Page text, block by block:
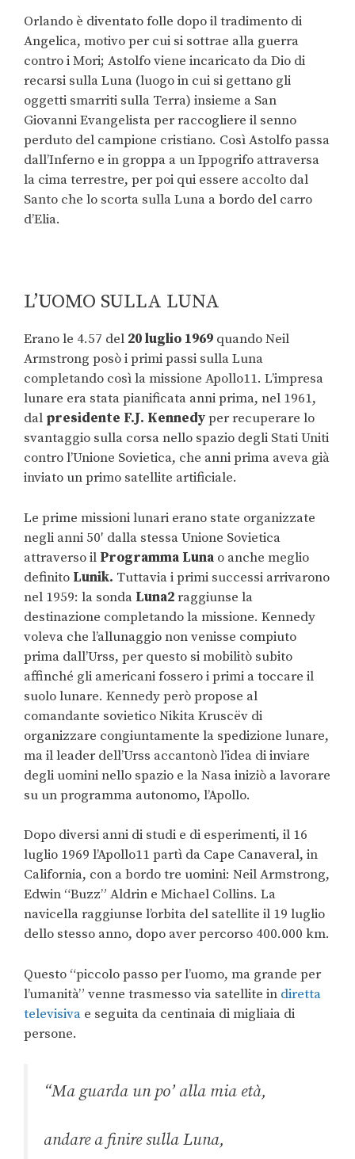
Orlando è diventato folle dopo il tradimento di
Angelica, motivo per cui si sottrae alla guerra
contro i Mori; Astolfo viene incaricato da Dio di
recarsi sulla Luna (luogo in cui si gettano gli
oggetti smarriti sulla Terra) insieme a San
Giovanni Evangelista per raccogliere il senno
perduto del campione cristiano. Così Astolfo passa
dall’Inferno e in groppa a un Ippogrifo attraversa
la cima terrestre, per poi qui essere accolto dal
Santo che lo scorta sulla Luna a bordo del carro
d’Elia.
L’UOMO SULLA LUNA
Erano le 4.57 del 20 luglio 1969 quando Neil
Armstrong posò i primi passi sulla Luna
completando così la missione Apollo11. L’impresa
lunare era stata pianificata anni prima, nel 1961,
dal presidente F.J. Kennedyper recuperare lo
svantaggio sulla corsa nello spazio degli Stati Uniti
contro l’Unione Sovietica, che anni prima aveva già
inviato un primo satellite artificiale.
Le prime missioni lunari erano state organizzate
negli anni 50′ dalla stessa Unione Sovietica
attraverso il Programma Luna o anche meglio
definito Lunik. Tuttavia i primi successi arrivarono
nel 1959: la sonda Luna2raggiunse la
destinazione completando la missione. Kennedy
voleva che l’allunaggio non venisse compiuto
prima dall’Urss, per questo si mobilitò subito
affinché gli americani fossero i primi a toccare il
suolo lunare. Kennedy però propose al
comandante sovietico Nikita Kruscëv di
organizzare congiuntamente la spedizione lunare,
ma il leader dell’Urss accantonò l’idea di inviare
degli uomini nello spazio e la Nasa iniziò a lavorare
su un programma autonomo, l’Apollo.
Dopo diversi anni di studi e di esperimenti, il 16
luglio 1969 l’Apollo11 partì da Cape Canaveral, in
California, con a bordo tre uomini: Neil Armstrong,
Edwin “Buzz” Aldrin e Michael Collins. La
navicella raggiunse l’orbita del satellite il 19 luglio
dello stesso anno, dopo aver percorso 400.000 km.
Questo “piccolo passo per l’uomo, ma grande per
l’umanità” venne trasmesso via satellite in diretta
televisiva e seguita da centinaia di migliaia di
persone.
“Ma guarda un po’ alla mia età,
andare a finire sulla Luna,